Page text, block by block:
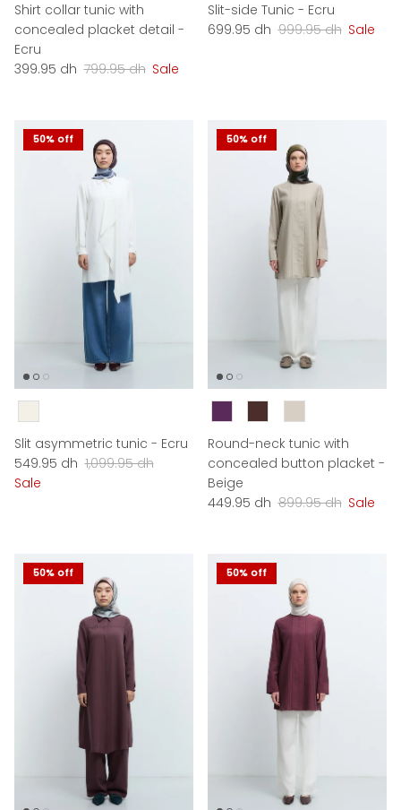
Shirt collar tunic with
concealed placket detail -
Ecru
Sale price
399.95 dh Regular price
799.95 dh Sale
Slit-side Tunic - Ecru
Sale price
699.95 dh Regular price
999.95 dh Sale
50% off
Slit asymmetric tunic - Ecru
Sale price
549.95 dh Regular price
1,099.95 dh
Sale
50% off
Couleur
Round-neck tunic with
concealed button placket -
Beige
Sale price
449.95 dh Regular price
899.95 dh Sale
50% off 50% off